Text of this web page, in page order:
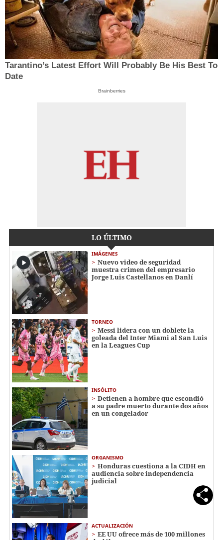
Tarantino’s Latest Effort Will Probably Be His Best To
Date
Brainberries
LO ÚLTIMO
IMÁGENES
Nuevo video de seguridad
muestra crimen del empresario
Jorge Luis Castellanos en Danlí
TORNEO
Messi lidera con un doblete la
goleada del Inter Miami al San Luis
en la Leagues Cup
INSÓLITO
Detienen a hombre que escondió
a su padre muerto durante dos años
en un congelador
ORGANISMO
Honduras cuestiona a la CIDH en
audiencia sobre independencia
judicial
ACTUALIZACIÓN
EE UU ofrece más de 100 millones